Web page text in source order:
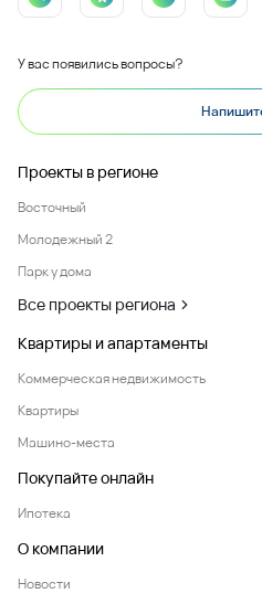
У вас появились вопросы?
Проекты в регионе
Восточный
Молодежный 2
Парк у дома
Все проекты региона
Квартиры и апартаменты
Коммерческая недвижимость
Квартиры
Машино-места
Покупайте онлайн
Ипотека
О компании
Новости